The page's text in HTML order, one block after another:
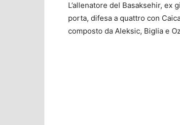
L’allenatore del Basaksehir,
porta, difesa a quattro con
composto da Aleksic, Biglia e